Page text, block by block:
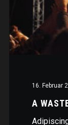
16. Februar
A